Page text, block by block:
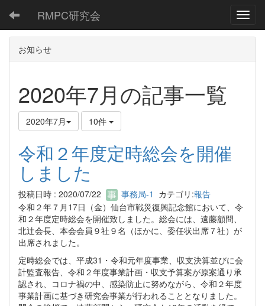
RMPC研究会
お知らせ
2020年7月の記事一覧
2020年7月 10件
令和２年度定時総会を開催
しました
投稿日時 : 2020/07/22 事務局-1 カテゴリ:報告
令和２年７月17日（金）仙台市戦災復興記念館において、令
和２年度定時総会を開催致しました。総会には、遠藤顧問、
北辻会長、本会会員９社９名（ほかに、委任状出席７社）が
出席されました。
定時総会では、平成31・令和元年度事業、収支決算並びに会
計監査報告、令和２年度事業計画・収支予算案が原案通り承
認され、コロナ禍の中、感染防止に努めながら、令和２年度
事業計画に基づき研究会事業が行われることとなりました。